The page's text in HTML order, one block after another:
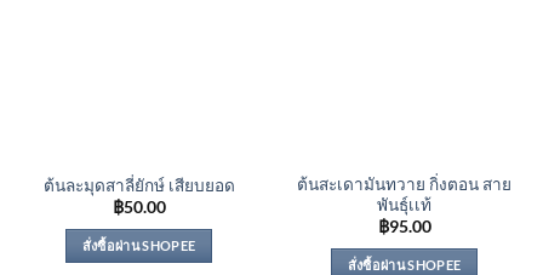
ต้นละมุดสาลี่ยักษ์ เสียบยอด
฿50.00
สั่งซื้อผ่าน SHOPEE
ต้นสะเดามันทวาย กิ่งตอน สาย
พันธุ์เเท้
฿95.00
สั่งซื้อผ่าน SHOPEE